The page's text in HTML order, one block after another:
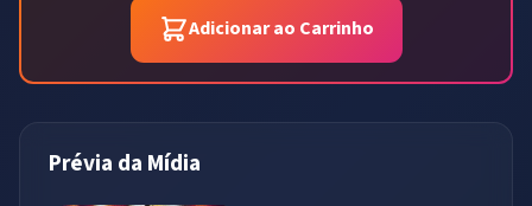
Adicionar ao Carrinho
Prévia da Mídia